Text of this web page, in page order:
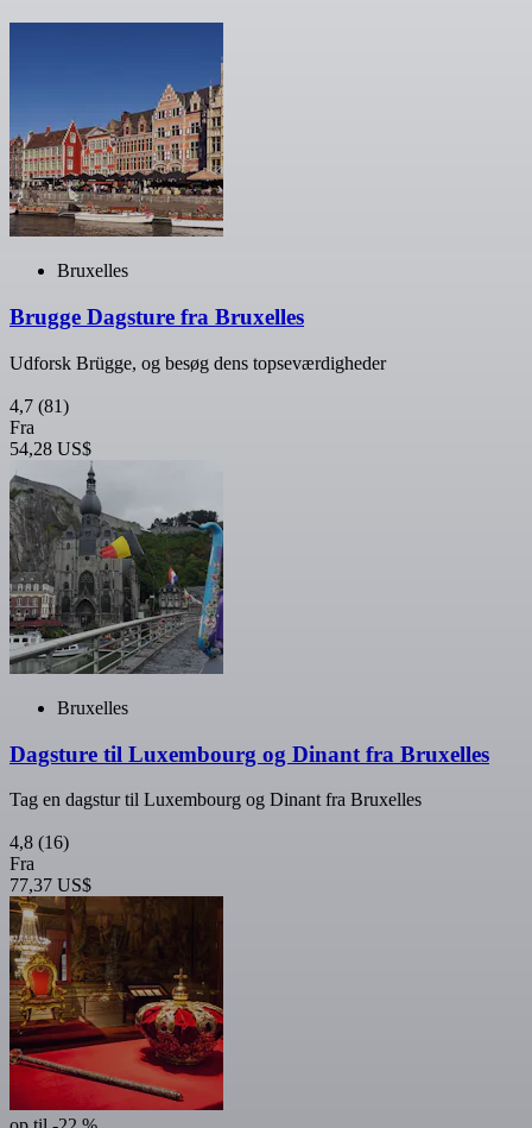
Bruxelles
Brugge Dagsture fra Bruxelles
Udforsk Brügge, og besøg dens topseværdigheder
4,7 (81)
Fra
54,28 US$
Bruxelles
Dagsture til Luxembourg og Dinant fra Bruxelles
Tag en dagstur til Luxembourg og Dinant fra Bruxelles
4,8 (16)
Fra
77,37 US$